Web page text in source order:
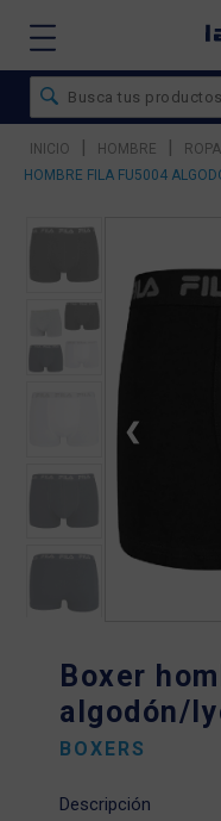
INICIO | HOMBRE |
HOMBRE FILA FU5004
❮
Boxer
algodón/
BOXERS
Descripción